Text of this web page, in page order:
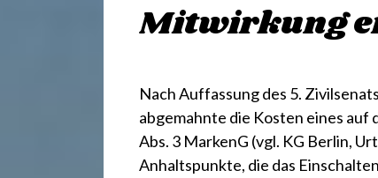
Mitwirkung
Nach Auffassung des 5.
abgemahnte die Kosten eines
Abs. 3 MarkenG (vgl. KG Berlin,
Anhaltspunkte, die das